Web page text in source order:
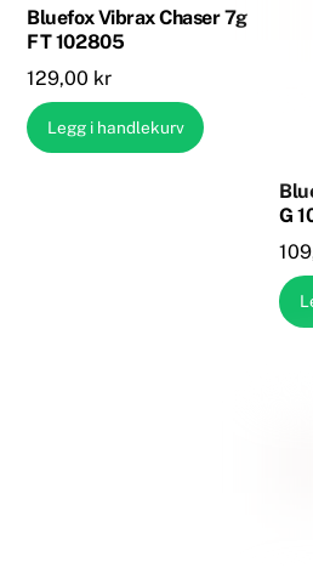
Bluefox Vibrax Chaser 7g
FT 102805
129,00 kr
Legg i handlekurv
G